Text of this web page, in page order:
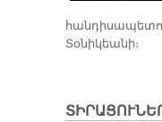
Տօնիկեանի։